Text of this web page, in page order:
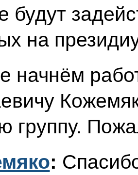
будут
на
начнём
группу.
: